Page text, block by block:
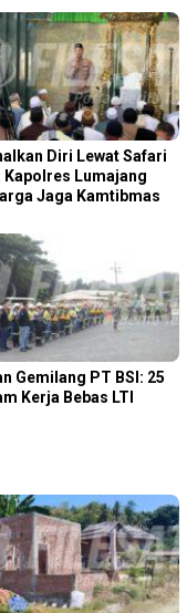
Diri Lewat Safari
Kapolres Lumajang
Jaga Kamtibmas
Gemilang PT BSI: 25
Kerja Bebas LTI